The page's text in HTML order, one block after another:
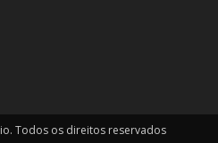
Todos os direitos reservados